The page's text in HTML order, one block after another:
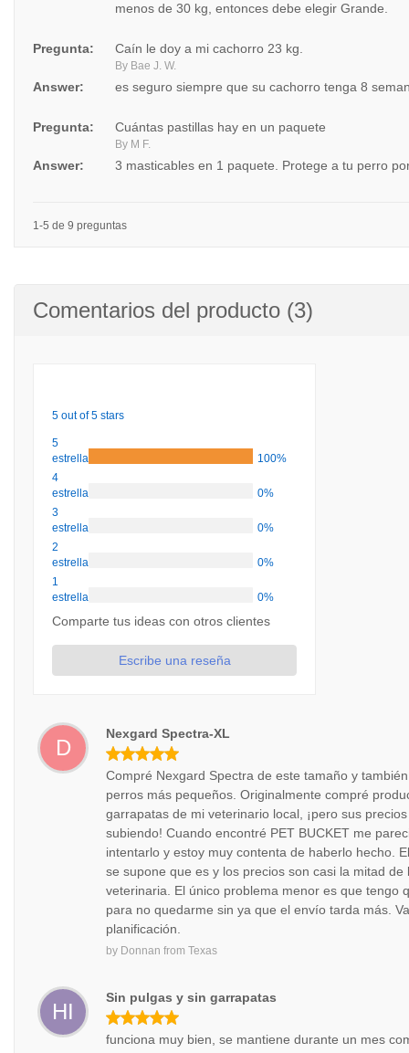
menos de 30 kg, entonces debe elegir Grande.
Pregunta: Caín le doy a mi cachorro 23 kg.
By Bae J. W.
Answer: es seguro siempre que su cachorro tenga 8
Pregunta: Cuántas pastillas hay en un paquete
By M F.
Answer: 3 masticables en 1 paquete. Protege a tu perro
1-5 de 9 preguntas
Comentarios del producto (3)
5 out of 5 stars
5
estrellas
100%
4
estrellas
0%
3
estrellas
0%
2
estrellas
0%
1
estrellas
0%
Comparte tus ideas con otros clientes
Escribe una reseña
D
Nexgard Spectra-XL
Compré Nexgard Spectra de este tamaño y
perros más pequeños. Originalmente compré
garrapatas de mi veterinario local, ¡pero sus
subiendo! Cuando encontré PET BUCKET me
intentarlo y estoy muy contenta de haberlo hecho.
se supone que es y los precios son casi la mitad
veterinaria. El único problema menor es que tengo
para no quedarme sin ya que el envío tarda más.
planificación.
by Donnan from Texas
HI
Sin pulgas y sin garrapatas
funciona muy bien, se mantiene durante un mes